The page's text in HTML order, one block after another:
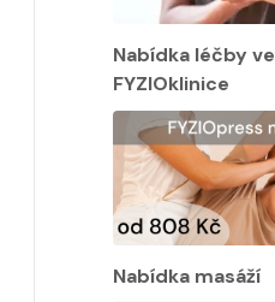
Nabídka léčby ve
FYZIOklinice
Nabídka masáží